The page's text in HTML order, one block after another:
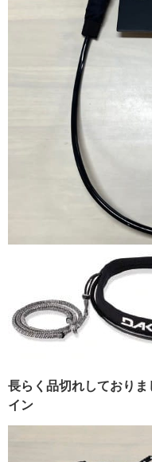
長らく品切れしており
イン